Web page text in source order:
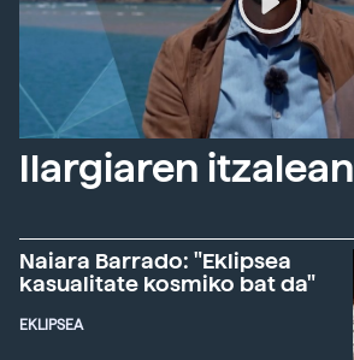
Ilargiaren itzalean
Naiara Barrado: "Eklipsea
kasualitate kosmiko bat da"
EKLIPSEA